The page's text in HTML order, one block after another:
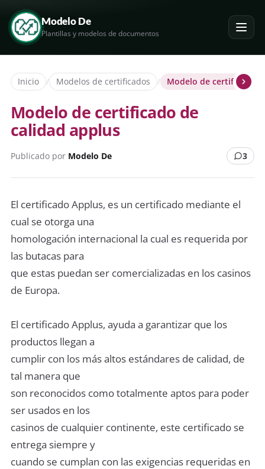
Modelo De
Plantillas y modelos de documentos
Inicio / Modelos de certificados / Modelo de certificado
Modelo de certificado de
calidad applus
Publicado por Modelo De 3
El certificado Applus, es un certificado mediante el
cual se otorga una
homologación internacional la cual es requerida por
las butacas para
que estas puedan ser comercializadas en los casinos
de Europa.
El certificado Applus, ayuda a garantizar que los
productos llegan a
cumplir con los más altos estándares de calidad, de
tal manera que
son reconocidos como totalmente aptos para poder
ser usados en los
casinos de cualquier continente, este certificado se
entrega siempre y
cuando se cumplan con las exigencias requeridas en